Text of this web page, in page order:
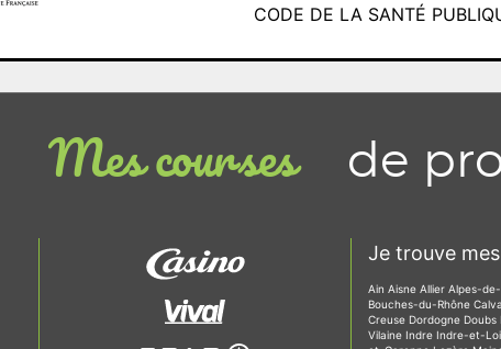
CODE DE LA SANTÉ
Mes courses de
Je trouve
Ain Aisne Allier Alpes-
Bouches-du-Rhône
Creuse Dordogne Doubs
Vilaine Indre Indre-et-